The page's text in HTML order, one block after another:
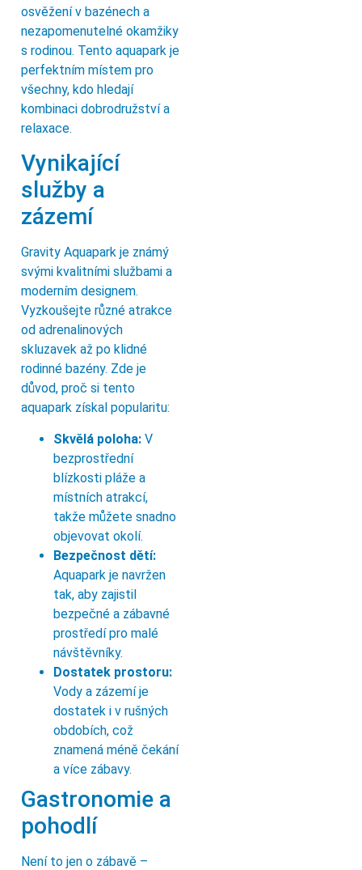
osvěžení v bazénech a
nezapomenutelné okamžiky
s rodinou. Tento aquapark je
perfektním místem pro
všechny, kdo hledají
kombinaci dobrodružství a
relaxace.
Vynikající
služby a
zázemí
Gravity Aquapark je známý
svými kvalitními službami a
moderním designem.
Vyzkoušejte různé atrakce
od adrenalinových
skluzavek až po klidné
rodinné bazény. Zde je
důvod, proč si tento
aquapark získal popularitu:
Skvělá poloha: V
bezprostřední
blízkosti pláže a
místních atrakcí,
takže můžete snadno
objevovat okolí.
Bezpečnost dětí:
Aquapark je navržen
tak, aby zajistil
bezpečné a zábavné
prostředí pro malé
návštěvníky.
Dostatek prostoru:
Vody a zázemí je
dostatek i v rušných
obdobích, což
znamená méně čekání
a více zábavy.
Gastronomie a
pohodlí
Není to jen o zábavě –